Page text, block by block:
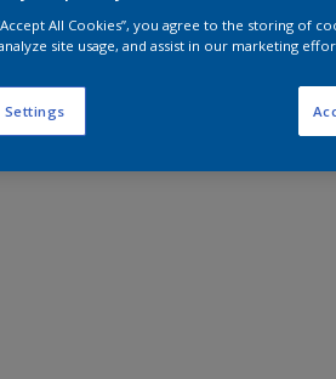
All Cookies”, you agree to the storing of
site usage, and assist in our marketing
Settings